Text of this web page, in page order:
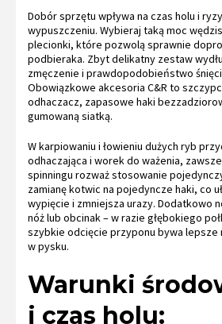
Dobór sprzętu wpływa na czas holu i
wypuszczeniu. Wybieraj taką moc
plecionki, które pozwolą sprawnie
podbieraka. Zbyt delikatny zestaw
zmęczenie i prawdopodobieństwo
Obowiązkowe akcesoria C&R to
odhaczacz, zapasowe haki
gumowaną siatką.
W karpiowaniu i łowieniu dużych ryb
odhaczająca i worek do ważenia,
spinningu rozważ stosowanie
zamianę kotwic na pojedyncze haki, co
wypięcie i zmniejsza urazy. Dodatkowo
nóż lub obcinak – w razie głębokiego
szybkie odcięcie przyponu bywa lepsze
w pysku.
Warunki
i czas holu: